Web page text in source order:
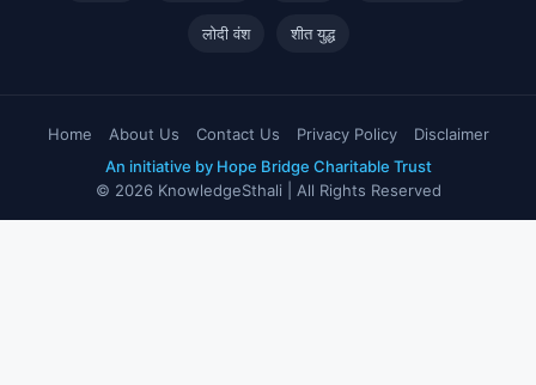
लोदी वंश शीत युद्ध
Home About Us Contact Us Privacy Policy
Disclaimer
An initiative by Hope Bridge Charitable Trust
© 2026 KnowledgeSthali | All Rights Reserved